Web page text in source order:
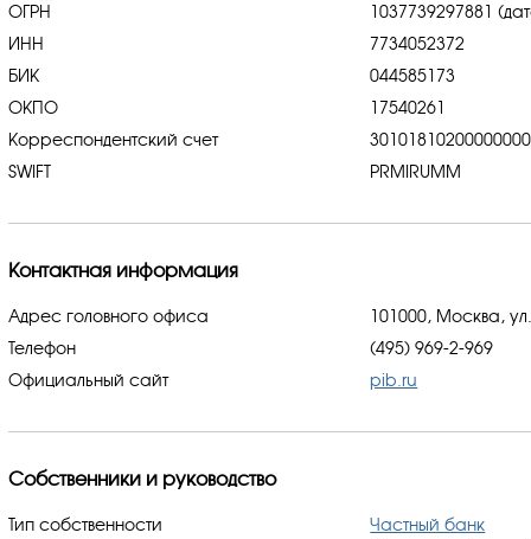
ОГРН
1037739297881
ИНН
7734052372
БИК
044585173
ОКПО
17540261
Корреспондентский счет
SWIFT
PRMIRUMM
Контактная информация
Адрес головного офиса
101000, Москва,
Телефон
(495) 969-2-969
Официальный сайт
pib.ru
Собственники и руководство
Тип собственности Частный банк